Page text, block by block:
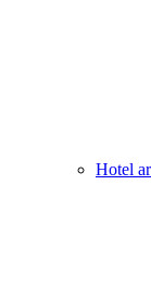
Hotel